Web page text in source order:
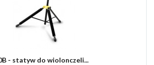
- statyw do wiolonczeli...